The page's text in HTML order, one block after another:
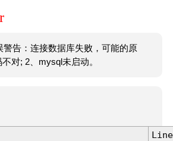
警告：连接数据库失败，可能的原
对; 2、mysql未启动。
Line